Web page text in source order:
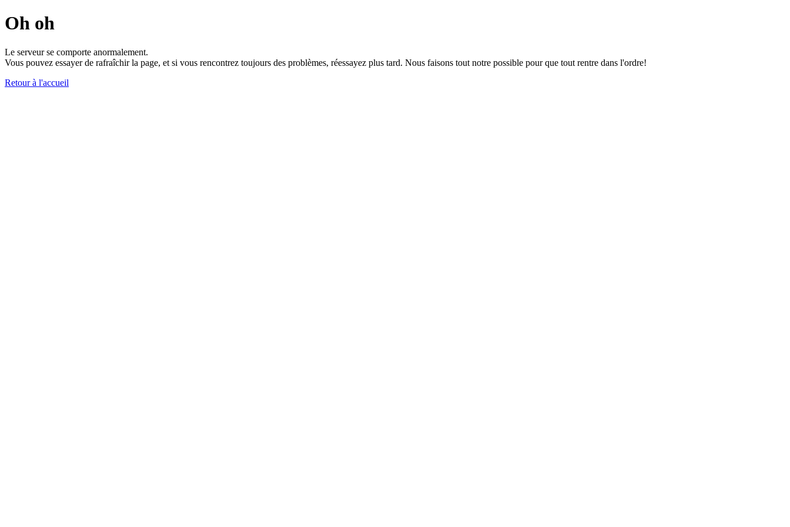
Oh oh
Le serveur se comporte anormalement.
Vous pouvez essayer de rafraîchir la page, et si vous rencontrez toujours des problèmes, réessayez plus tard. Nous faisons tout notre possible pour que tout rentre dans l'ordre!
Retour à l'accueil